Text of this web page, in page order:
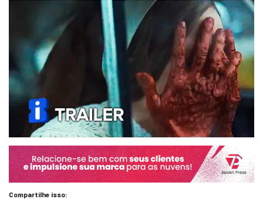
Compartilhe isso: